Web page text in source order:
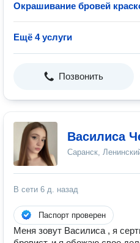
Окрашивание бровей
Ещё 4 услуги
Позвонить
Василиса
Саранск,
В сети 6 д. назад
Паспорт проверен
Меня зовут Василиса , я